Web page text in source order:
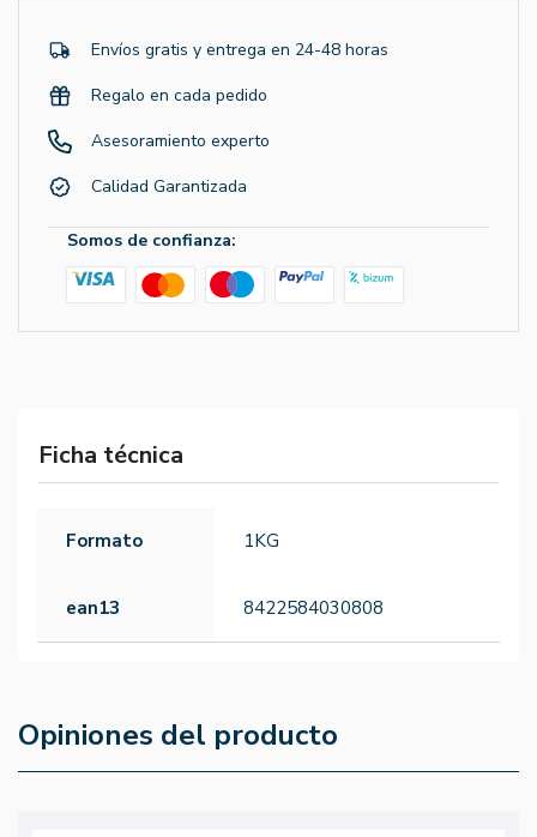
Envíos gratis y entrega en 24-48 horas
Regalo en cada pedido
Asesoramiento experto
Calidad Garantizada
Somos de confianza:
Ficha técnica
Formato 1KG
ean13 8422584030808
Opiniones del producto